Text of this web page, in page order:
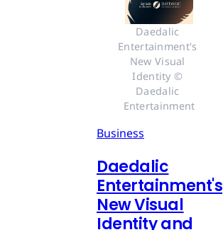
Daedalic
Entertainment's
New Visual
Identity ©
Daedalic
Entertainment
Business
Daedalic
Entertainment's
New Visual
Identity and